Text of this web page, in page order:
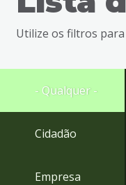
busca
Ir
rodapé
Utilize os filtros
- Qualquer -
Cidadão
Empresa